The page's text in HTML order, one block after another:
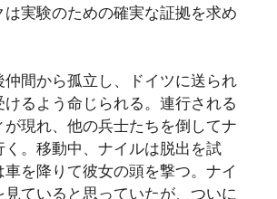
は実験のための確実な証拠を求め
仲間から孤立し、ドイツに送られ
けるよう命じられる。連行される
が現れ、他の兵士たちを倒してナ
く。移動中、ナイルは脱出を試
を降りて彼女の頭を撃つ。ナイ
見ていると思っていたが、ついに